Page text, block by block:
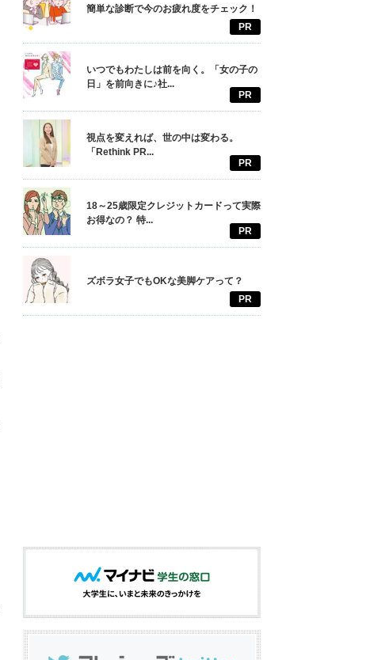
簡単な診断で今のお疲れ度をチェック！
PR
いつでもわたしは前を向く。「女の子の
日」を前向きに♪社...
PR
視点を変えれば、世の中は変わる。
「Rethink PR...
PR
18～25歳限定クレジットカードって実際
お得なの？ 特...
PR
ズボラ女子でもOKな美脚ケアって？
PR